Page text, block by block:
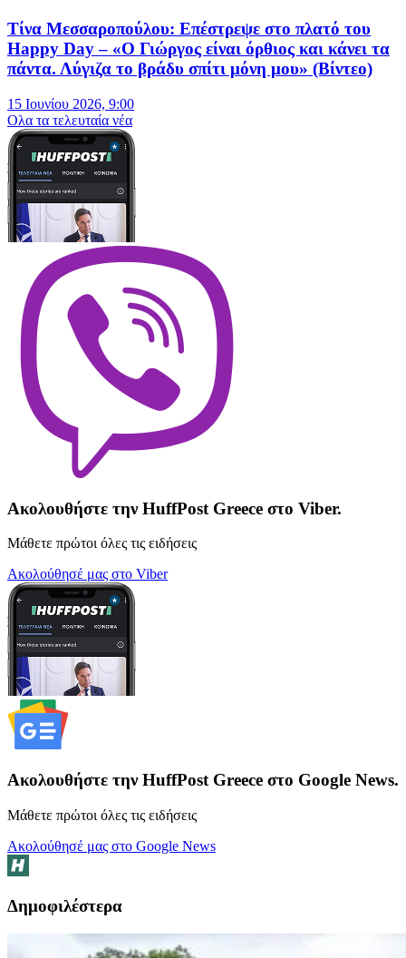
Τίνα Μεσσαροπούλου: Επέστρεψε στο πλατό του
Happy Day – «Ο Γιώργος είναι όρθιος και κάνει τα
πάντα. Λύγιζα το βράδυ σπίτι μόνη μου» (Βίντεο)
15 Ιουνίου 2026, 9:00
Oλα τα τελευταία νέα
Ακολουθήστε την HuffPost Greece στο Viber.
Μάθετε πρώτοι όλες τις ειδήσεις
Ακολούθησέ μας στο Viber
Ακολουθήστε την HuffPost Greece στο Google News.
Μάθετε πρώτοι όλες τις ειδήσεις
Ακολούθησέ μας στο Google News
Δημοφιλέστερα